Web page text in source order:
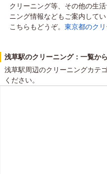
クリーニング等、その他の生
ニング情報などもご案内してい
こちらもどうぞ。 東京都のク
浅草駅のクリーニング：一覧か
浅草駅周辺のクリーニングカテ
ください。